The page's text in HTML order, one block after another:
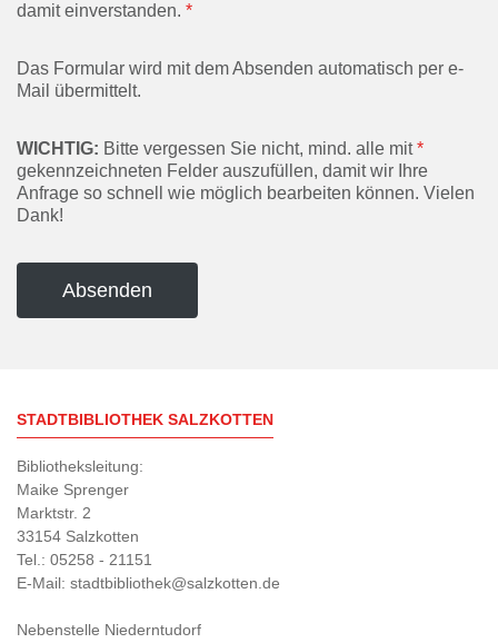
damit einverstanden. *
Das Formular wird mit dem Absenden automatisch per e-
Mail übermittelt.
WICHTIG: Bitte vergessen Sie nicht, mind. alle mit*
gekennzeichneten Felder auszufüllen, damit wir Ihre
Anfrage so schnell wie möglich bearbeiten können. Vielen
Dank!
STADTBIBLIOTHEK SALZKOTTEN
Bibliotheksleitung:
Maike Sprenger
Marktstr. 2
33154 Salzkotten
Tel.: 05258 - 21151
E-Mail: stadtbibliothek@salzkotten.de
Nebenstelle Niederntudorf